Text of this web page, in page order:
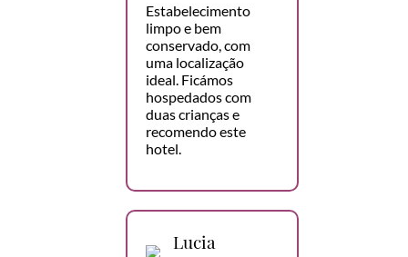
Estabelecimento
limpo e bem
conservado, com
uma localização
ideal. Ficámos
hospedados com
duas crianças e
recomendo este
hotel.
Lucia